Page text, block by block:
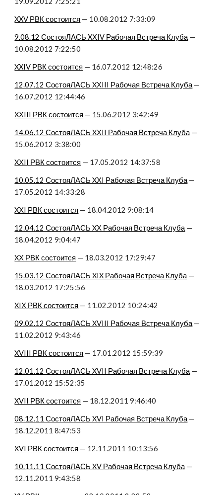
XXV РВК состоится — 10.08.2012 7:33:09
9.08.12 СостояЛАСЬ XХIV Рабочая Встреча Клуба —
10.08.2012 7:22:50
XXIV РВК состоится — 16.07.2012 12:48:26
12.07.12 СостояЛАСЬ XХIII Рабочая Встреча Клуба —
16.07.2012 12:44:46
XХIII РВК состоится — 15.06.2012 3:42:49
14.06.12 СостояЛАСЬ XХII Рабочая Встреча Клуба —
15.06.2012 3:38:00
XХII РВК состоится — 17.05.2012 14:37:58
10.05.12 СостояЛАСЬ XХI Рабочая Встреча Клуба —
17.05.2012 14:33:28
XХI РВК состоится — 18.04.2012 9:08:14
12.04.12 СостояЛАСЬ XХ Рабочая Встреча Клуба —
18.04.2012 9:04:47
XХ РВК состоится — 18.03.2012 17:29:47
15.03.12 СостояЛАСЬ XIX Рабочая Встреча Клуба —
18.03.2012 17:25:56
XIХ РВК состоится — 11.02.2012 10:24:42
09.02.12 СостояЛАСЬ XVIII Рабочая Встреча Клуба —
11.02.2012 9:43:46
XVIII РВК состоится — 17.01.2012 15:59:39
12.01.12 СостояЛАСЬ XVII Рабочая Встреча Клуба —
17.01.2012 15:52:35
XVII РВК состоится — 18.12.2011 9:46:40
08.12.11 СостояЛАСЬ XVI Рабочая Встреча Клуба —
18.12.2011 8:47:53
XVI РВК состоится — 12.11.2011 10:13:56
10.11.11 СостояЛАСЬ XV Рабочая Встреча Клуба —
12.11.2011 9:43:58